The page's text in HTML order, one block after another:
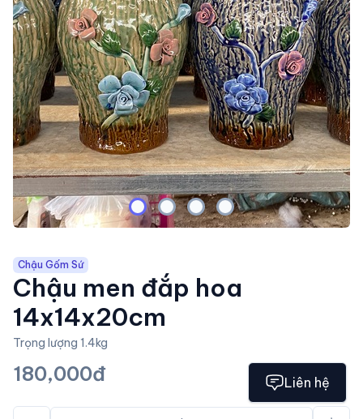
Chậu Gốm Sứ
Chậu men đắp hoa
14x14x20cm
Trọng lượng 1.4kg
180,000đ Liên hệ